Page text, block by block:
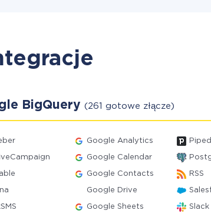
BigQuery (261 gotowe złącze)
Google Analytics
Google Calendar
Google Contacts RSS
Google Drive
Google Sheets Slack